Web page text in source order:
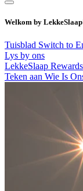
Welkom by
Tuisblad Switch to
Lys by ons
LekkeSlaap Rewards
Teken aan Wie Is